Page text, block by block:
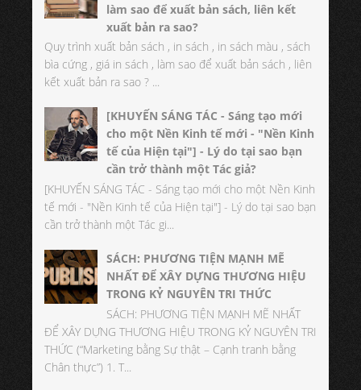
làm sao để xuất bản sách, liên kết
xuất bản ra sao?
Quy trình xuất bản sách , in sách , in sách màu , sách
bìa cứng , giá in sách , làm sao để xuất bản sách , liên
kết xuất bản ra sao ? ...
[KHUYẾN SÁNG TÁC - Sáng tạo mới
cho một Nền Kinh tế mới - "Nền Kinh
tế của Hiện tại"] - Lý do tại sao bạn
cần trở thành một Tác giả?
[KHUYẾN SÁNG TÁC - Sáng tạo mới cho một Nền Kinh
tế mới - "Nền Kinh tế của Hiện tại"] - Lý do tại sao bạn
cần trở thành một Tác gi...
SÁCH: PHƯƠNG TIỆN MẠNH MẼ
NHẤT ĐỂ XÂY DỰNG THƯƠNG HIỆU
TRONG KỶ NGUYÊN TRI THỨC
SÁCH: PHƯƠNG TIỆN MẠNH MẼ NHẤT
ĐỂ XÂY DỰNG THƯƠNG HIỆU TRONG KỶ NGUYÊN TRI
THỨC (“Marketing bằng Sự thật – Cạnh tranh bằng
Chân thực”) 1. T...